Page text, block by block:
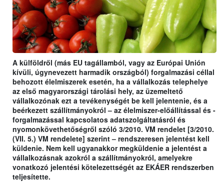
A külföldről (más EU tagállamból, vagy az Európai Unión
kívüli, úgynevezett harmadik országból) forgalmazási céllal
behozott élelmiszerek esetén, ha a vállalkozás telephelye
az első magyarországi tárolási hely, az üzemeltető
vállalkozónak ezt a tevékenységét be kell jelentenie, és a
beérkezett szállítmányokról – az élelmiszer-előállítással és -
forgalmazással kapcsolatos adatszolgáltatásról és
nyomonkövethetőségről szóló 3/2010. VM rendelet [3/2010.
(VII. 5.) VM rendelete] szerint – rendszeresen jelentést kell
küldenie. Nem kell ugyanakkor megküldenie a jelentést a
vállalkozásnak azokról a szállítmányokról, amelyekre
vonatkozó jelentési kötelezettségét az EKÁER rendszerben
teljesítette.